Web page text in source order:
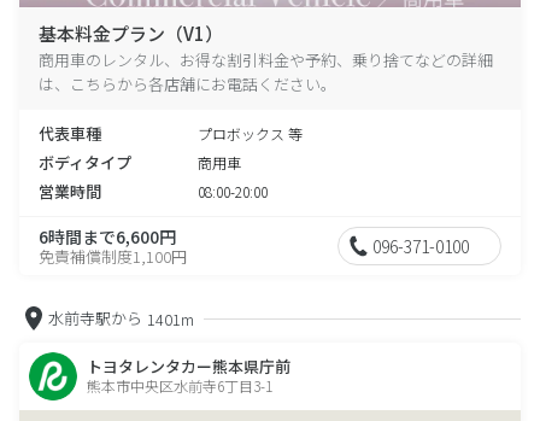
基本料金プラン（V1）
商用車のレンタル、お得な割引料金や予約、乗り捨てなどの詳細
は、こちらから各店舗にお電話ください。
代表車種 プロボックス 等
ボディタイプ 商用車
営業時間 08:00-20:00
6時間まで6,600円
免責補償制度1,100円 096-371-0100
水前寺駅から 1401m
トヨタレンタカー熊本県庁前
熊本市中央区水前寺6丁目3-1